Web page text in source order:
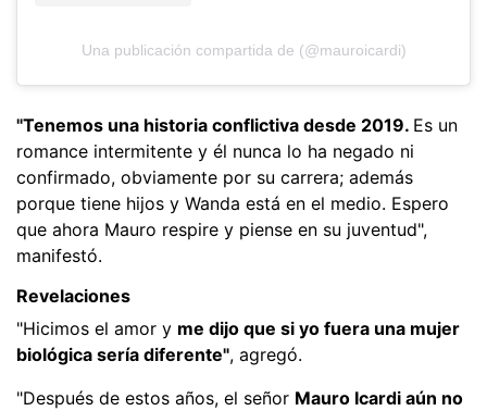
Una publicación compartida de (@mauroicardi)
"Tenemos una historia conflictiva desde 2019. Es un
romance intermitente y él nunca lo ha negado ni
confirmado, obviamente por su carrera; además
porque tiene hijos y Wanda está en el medio. Espero
que ahora Mauro respire y piense en su juventud",
manifestó.
Revelaciones
"Hicimos el amor y me dijo que si yo fuera una mujer
biológica sería diferente", agregó.
"Después de estos años, el señor Mauro Icardi aún no